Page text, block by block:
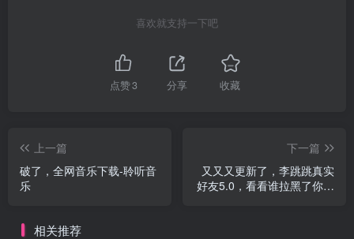
喜欢就支持一下吧
点赞3 分享 收藏
上一篇
破了，全网音乐下载-聆听音
乐
下一篇
又又又更新了，李跳跳真实
好友5.0，看看谁拉黑了你微
相关推荐